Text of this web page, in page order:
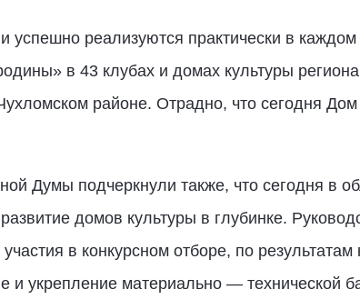
успешно реализуются практически в
в 43 клубах и домах культуры
районе. Отрадно, что сегодня
Думы подчеркнули также, что сегодня в
домов культуры в глубинке.
в конкурсном отборе, по
и укрепление материально — технической